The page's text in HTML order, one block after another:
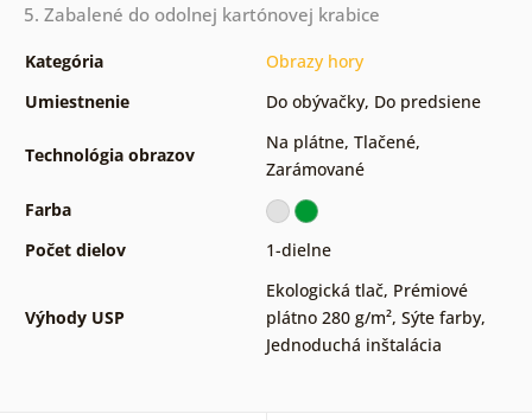
5. Zabalené do odolnej kartónovej krabice
Kategória
Obrazy hory
Umiestnenie
Do obývačky, Do predsiene
Technológia obrazov
Na plátne, Tlačené,
Zarámované
Farba
Počet dielov
1-dielne
Výhody USP
Ekologická tlač, Prémiové
plátno 280 g/m², Sýte farby,
Jednoduchá inštalácia